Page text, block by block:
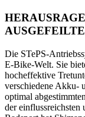
Die STePS-
E-Bike-Welt. Sie
hocheffektive
verschiedene Akku-
optimal
der einflussreichsten